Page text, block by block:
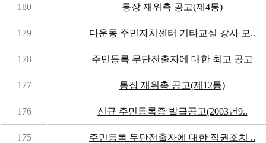
180 통장 재위촉 공고(제4통)
179 다운동 주민자치센터 기타교실 강사 모..
178 주민등록 무단전출자에 대한 최고 공고
177 통장 재위촉 공고(제12통)
176 신규 주민등록증 발급공고(2003년9..
175 주민등록 무단전출자에 대한 직권조치 ..